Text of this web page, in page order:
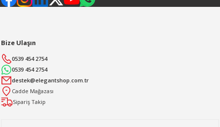
Bize Ulaşın
0539 454 2754
0539 454 2754
destek@elegantshop.com.tr
Cadde Mağazası
Sipariş Takip